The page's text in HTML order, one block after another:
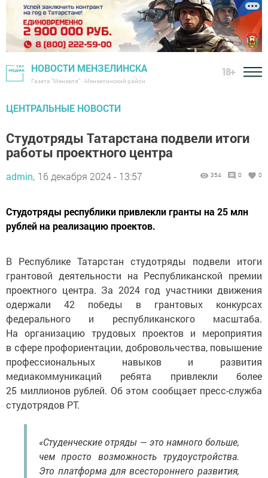
НОВОСТИ МЕНЗЕЛИНСКА
Газета "Мензеля" - Мензелинский район
18+
ЦЕНТРАЛЬНЫЕ НОВОСТИ
Студотряды Татарстана подвели итоги
работы проектного центра
admin, 16 декабря 2024 - 13:57 354 0 0
Студотряды республики привлекли гранты на 25 млн
рублей на реализацию проектов.
В Республике Татарстан студотряды подвели итоги
грантовой деятельности на Республиканской премии
проектного центра. За 2024 год участники движения
одержали 42 победы в грантовых конкурсах
федерального и республиканского масштаба.
На организацию трудовых проектов и мероприятия
в сфере профориентации, добровольчества, повышение
профессиональных навыков и развития
медиакоммуникаций ребята привлекли более
25 миллионов рублей. Об этом сообщает пресс-служба
студотрядов РТ.
«Студенческие отряды — это намного больше,
чем просто возможность трудоустройства.
Это платформа для всестороннего развития,